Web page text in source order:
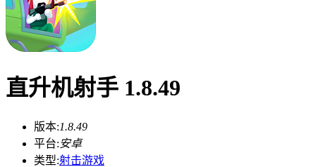
直升机射手 1.8.49
版本:1.8.49
平台:安卓
类型:射击游戏